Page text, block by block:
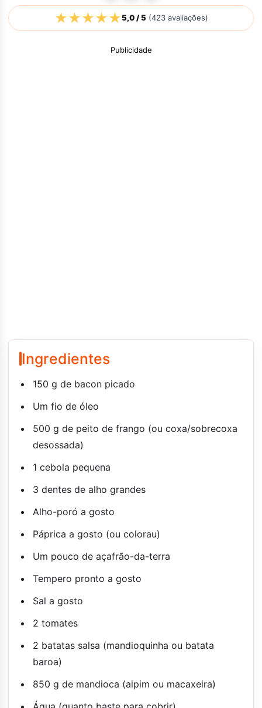
★★★★★5,0/ 5(423avaliações)
Publicidade
Ingredientes
150 g de bacon picado
Um fio de óleo
500 g de peito de frango (ou coxa/sobrecoxa
desossada)
1 cebola pequena
3 dentes de alho grandes
Alho-poró a gosto
Páprica a gosto (ou colorau)
Um pouco de açafrão-da-terra
Tempero pronto a gosto
Sal a gosto
2 tomates
2 batatas salsa (mandioquinha ou batata
baroa)
850 g de mandioca (aipim ou macaxeira)